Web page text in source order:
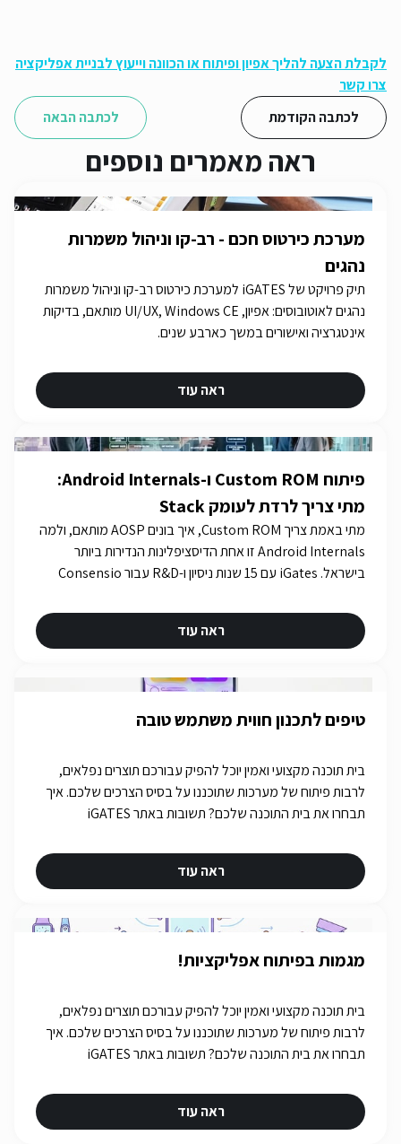
לקבלת הצעה להליך אפיון ופיתוח או הכוונה וייעוץ לבניית אפליקציה
צרו קשר
לכתבה הבאה
לכתבה הקודמת
ראה מאמרים נוספים
מערכת כירטוס חכם - רב-קו וניהול משמרות
נהגים
תיק פרויקט של iGATES למערכת כירטוס רב-קו וניהול משמרות
נהגים לאוטובוסים: אפיון, UI/UX, Windows CE מותאם, בדיקות
אינטגרציה ואישורים במשך כארבע שנים.
ראה עוד
פיתוח Custom ROM ו-Android Internals:
מתי צריך לרדת לעומק Stack
מתי באמת צריך Custom ROM, איך בונים AOSP מותאם, ולמה
Android Internals זו אחת הדיסציפלינות הנדירות ביותר
בישראל. iGates עם 15 שנות ניסיון ו-R&D עבור Consensio
ראה עוד
טיפים לתכנון חווית משתמש טובה
בית תוכנה מקצועי ואמין יוכל להפיק עבורכם תוצרים נפלאים,
לרבות פיתוח של מערכות שתוכננו על בסיס הצרכים שלכם. איך
תבחרו את בית התוכנה שלכם? תשובות באתר iGATES
ראה עוד
מגמות בפיתוח אפליקציות!
בית תוכנה מקצועי ואמין יוכל להפיק עבורכם תוצרים נפלאים,
לרבות פיתוח של מערכות שתוכננו על בסיס הצרכים שלכם. איך
תבחרו את בית התוכנה שלכם? תשובות באתר iGATES
ראה עוד